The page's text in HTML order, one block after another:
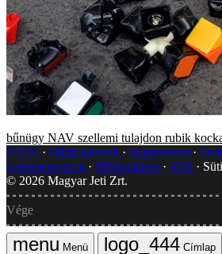
bűnügy NAV szellemi tulajdon rubik
GYIK
Hibát jelentek Impresszum
dokumentumok
Médiaajánlat RSS
© 2026 Magyar Jeti Zrt.
Vége
Menü
Címlap